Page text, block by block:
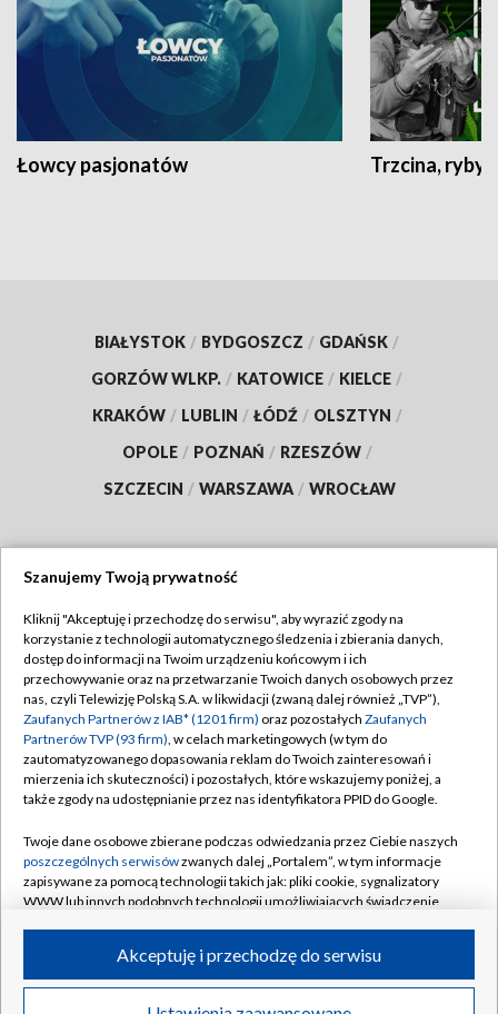
Łowcy pasjonatów Trzcina, ryby
BIAŁYSTOK / BYDGOSZCZ / GDAŃSK /
GORZÓW WLKP. / KATOWICE / KIELCE /
KRAKÓW / LUBLIN / ŁÓDŹ / OLSZTYN /
OPOLE / POZNAŃ / RZESZÓW /
SZCZECIN / WARSZAWA / WROCŁAW
TVP
Abonament TVP
Emisja w TVP
Centrum informacji TVP
Naziemna Telewizja Cyfrowa
Rada Programowa
System NOS
Informacje o nadawcy
Program dla prasy
Regulamin TVP
Polityka prywatności
Moje zgody
Pomoc
Kontakt
Kanały
©2026 Telewizja Polska S.A. w likwidacji
Szanujemy Twoją prywatność
Kliknij "Akceptuję i przechodzę do serwisu", aby wyrazić zgody na
korzystanie z technologii automatycznego śledzenia i zbierania danych,
dostęp do informacji na Twoim urządzeniu końcowym i ich
przechowywanie oraz na przetwarzanie Twoich danych osobowych przez
nas, czyli Telewizję Polską S.A. w likwidacji (zwaną dalej również „TVP”),
Zaufanych Partnerów z IAB* (1201 firm) oraz pozostałych Zaufanych
Partnerów TVP (93 firm), w celach marketingowych (w tym do
zautomatyzowanego dopasowania reklam do Twoich zainteresowań i
mierzenia ich skuteczności) i pozostałych, które wskazujemy poniżej, a
także zgody na udostępnianie przez nas identyfikatora PPID do Google.
Twoje dane osobowe zbierane podczas odwiedzania przez Ciebie naszych
poszczególnych serwisówzwanych dalej „Portalem”, w tym informacje
zapisywane za pomocą technologii takich jak: pliki cookie, sygnalizatory
WWW lub innych podobnych technologii umożliwiających świadczenie
ruchu w Internecie.
Twoje dane osobowe zbierane podczas odwiedzania przez Ciebie
Akceptuję i przechodzę do serwisu